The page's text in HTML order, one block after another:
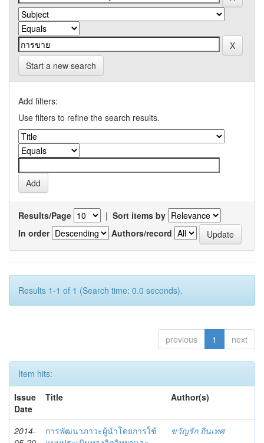
Start a new search
Add filters:
Use filters to refine the search results.
Results/Page | Sort items by
In order
Authors/record
Results 1-1 of 1 (Search time: 0.0 seconds).
previous 1 next
Item hits:
Issue
Date
Title Author(s)
2014-
การพัฒนาภาวะผู้นำโดยการใช้
ขวัญรัก ถิ่นเทศ